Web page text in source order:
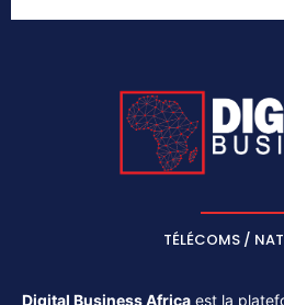
TÉLÉCOMS /
Digital Business Africa est la